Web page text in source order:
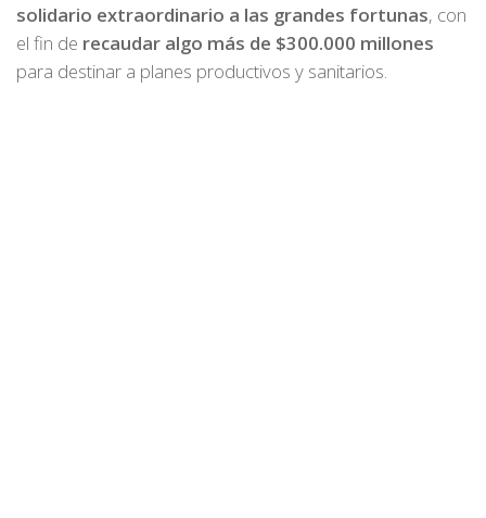
solidario extraordinario a las grandes fortunas, con
el fin de recaudar algo más de $300.000 millones
para destinar a planes productivos y sanitarios.